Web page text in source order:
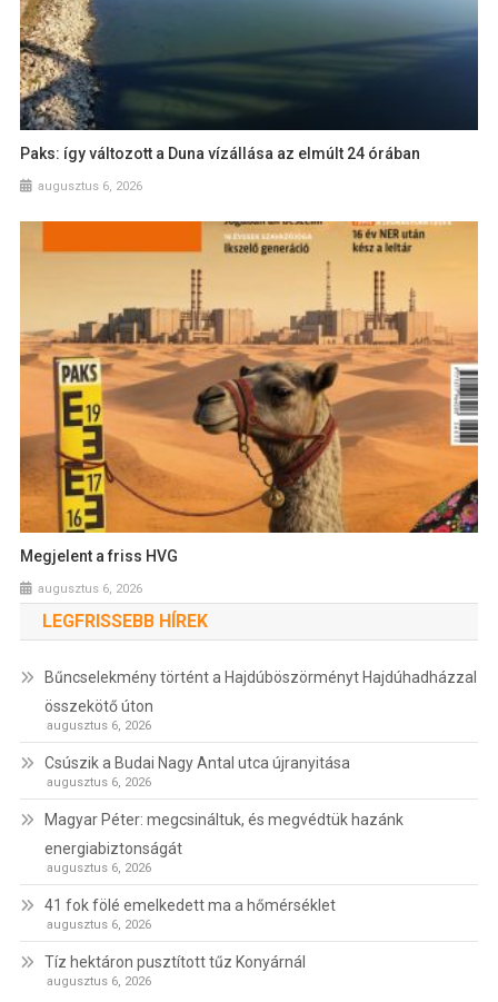
Paks: így változott a Duna vízállása az elmúlt 24 órában
augusztus 6, 2026
Megjelent a friss HVG
augusztus 6, 2026
LEGFRISSEBB HÍREK
Bűncselekmény történt a Hajdúböszörményt Hajdúhadházzal
összekötő úton
augusztus 6, 2026
Csúszik a Budai Nagy Antal utca újranyitása
augusztus 6, 2026
Magyar Péter: megcsináltuk, és megvédtük hazánk
energiabiztonságát
augusztus 6, 2026
41 fok fölé emelkedett ma a hőmérséklet
augusztus 6, 2026
Tíz hektáron pusztított tűz Konyárnál
augusztus 6, 2026